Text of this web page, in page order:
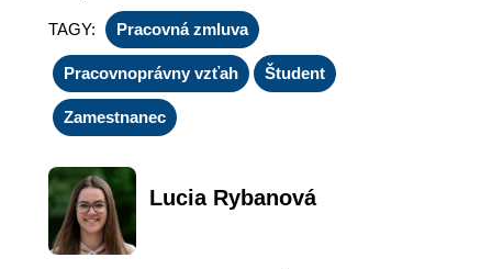
TAGY: Pracovná zmluva
Pracovnoprávny vzťah Študent
Zamestnanec
Lucia Rybanová